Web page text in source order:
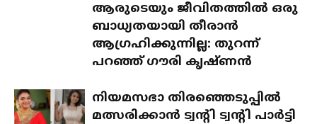
ആരുടെയും ജീവിതത്തിൽ ഒരു
ബാധ്യതയായി തീരാൻ
ആഗ്രഹിക്കുന്നില്ല: തുറന്ന്
പറഞ്ഞ് ഗൗരി കൃഷ്ണൻ
നിയമസഭാ തിരഞ്ഞെടുപ്പിൽ
മത്സരിക്കാൻ ട്വന്റി ട്വന്റി പാർട്ടി